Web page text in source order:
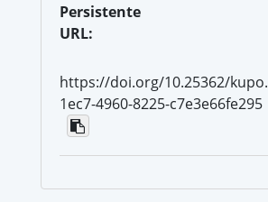
Persistente
URL:
https://doi.org/10.25362/
1ec7-4960-8225-c7e3e66fe295